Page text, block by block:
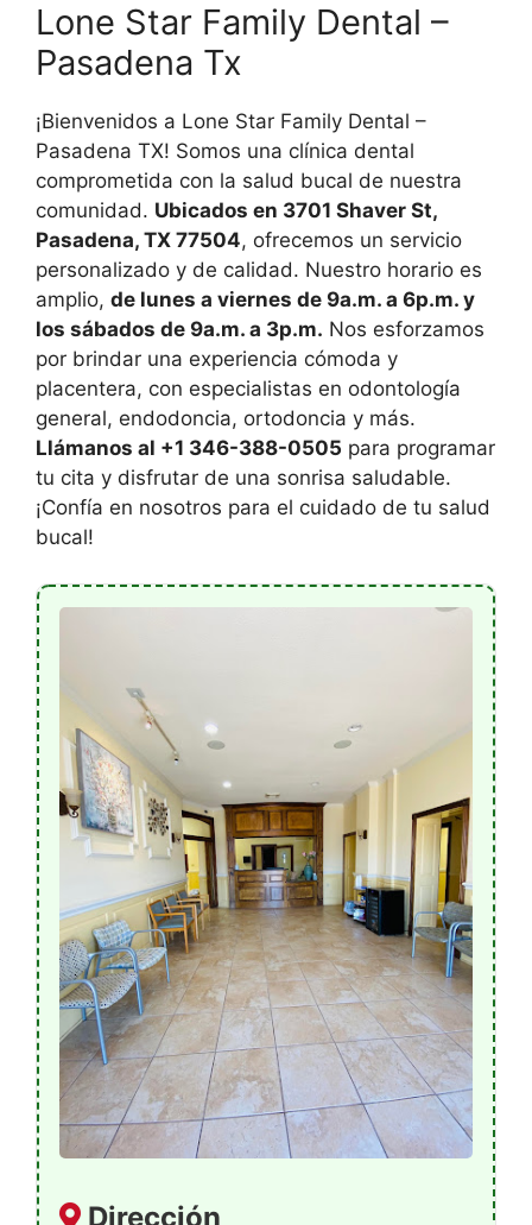
Lone Star Family Dental –
Pasadena Tx
¡Bienvenidos a Lone Star Family Dental –
Pasadena TX! Somos una clínica dental
comprometida con la salud bucal de nuestra
comunidad. Ubicados en 3701 Shaver St,
Pasadena, TX 77504, ofrecemos un servicio
personalizado y de calidad. Nuestro horario es
amplio, de lunes a viernes de 9a.m. a 6p.m. y
los sábados de 9a.m. a 3p.m. Nos esforzamos
por brindar una experiencia cómoda y
placentera, con especialistas en odontología
general, endodoncia, ortodoncia y más.
Llámanos al +1 346-388-0505 para programar
tu cita y disfrutar de una sonrisa saludable.
¡Confía en nosotros para el cuidado de tu salud
bucal!
Dirección